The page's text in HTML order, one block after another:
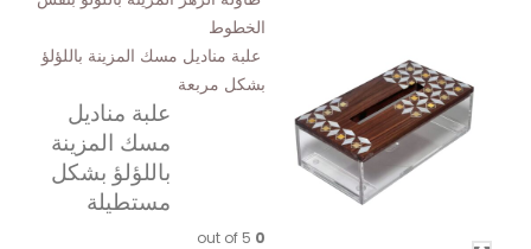
الخطوط
علبة مناديل مسك المزينة باللؤلؤ
بشكل مربعة
علبة مناديل
مسك المزينة
باللؤلؤ بشكل
مستطيلة
0